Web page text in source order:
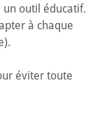
un outil éducatif.
à chaque
éviter toute